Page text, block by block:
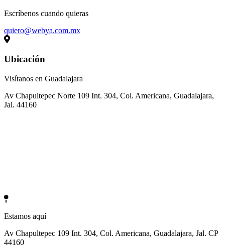
Escríbenos cuando quieras
quiero@webya.com.mx
Ubicación
Visítanos en Guadalajara
Av Chapultepec Norte 109 Int. 304, Col. Americana, Guadalajara,
Jal. 44160
Estamos aquí
Av Chapultepec 109 Int. 304, Col. Americana, Guadalajara, Jal. CP
44160